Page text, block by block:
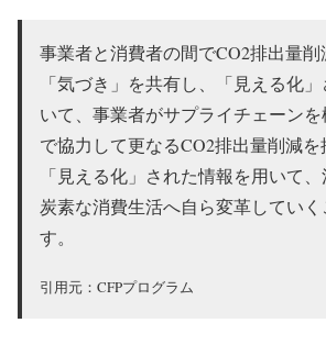
事業者と消費者の間でCO2排出量
「気づき」を共有し、「見える化
いて、事業者がサプライチェーン
で協力して更なるCO2排出量削減を
「見える化」された情報を用いて
炭素な消費生活へ自ら変革していく
す。
引用元：CFPプログラム